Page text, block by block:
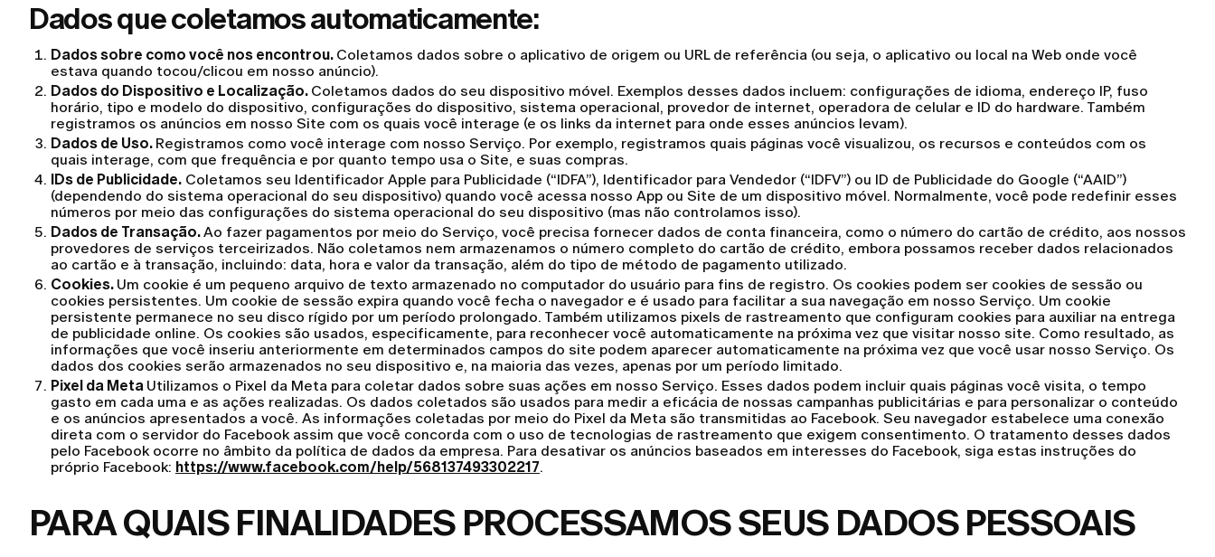
Dados que coletamos automaticamente:
Dados sobre como você nos encontrou. Coletamos dados sobre o aplicativo de origem ou URL de referência (ou seja, o aplicativo ou local na Web onde você
estava quando tocou/clicou em nosso anúncio).
Dados do Dispositivo e Localização. Coletamos dados do seu dispositivo móvel. Exemplos desses dados incluem: configurações de idioma, endereço IP, fuso
horário, tipo e modelo do dispositivo, configurações do dispositivo, sistema operacional, provedor de internet, operadora de celular e ID do hardware. Também
registramos os anúncios em nosso Site com os quais você interage (e os links da internet para onde esses anúncios levam).
Dados de Uso. Registramos como você interage com nosso Serviço. Por exemplo, registramos quais páginas você visualizou, os recursos e conteúdos com os
quais interage, com que frequência e por quanto tempo usa o Site, e suas compras.
IDs de Publicidade. Coletamos seu Identificador Apple para Publicidade (“IDFA”), Identificador para Vendedor (“IDFV”) ou ID de Publicidade do Google (“AAID”)
(dependendo do sistema operacional do seu dispositivo) quando você acessa nosso App ou Site de um dispositivo móvel. Normalmente, você pode redefinir esses
números por meio das configurações do sistema operacional do seu dispositivo (mas não controlamos isso).
Dados de Transação.Ao fazer pagamentos por meio do Serviço, você precisa fornecer dados de conta financeira, como o número do cartão de crédito, aos nossos
provedores de serviços terceirizados. Não coletamos nem armazenamos o número completo do cartão de crédito, embora possamos receber dados relacionados
ao cartão e à transação, incluindo: data, hora e valor da transação, além do tipo de método de pagamento utilizado.
Cookies. Um cookie é um pequeno arquivo de texto armazenado no computador do usuário para fins de registro. Os cookies podem ser cookies de sessão ou
cookies persistentes. Um cookie de sessão expira quando você fecha o navegador e é usado para facilitar a sua navegação em nosso Serviço. Um cookie
persistente permanece no seu disco rígido por um período prolongado. Também utilizamos pixels de rastreamento que configuram cookies para auxiliar na entrega
de publicidade online. Os cookies são usados, especificamente, para reconhecer você automaticamente na próxima vez que visitar nosso site. Como resultado, as
informações que você inseriu anteriormente em determinados campos do site podem aparecer automaticamente na próxima vez que você usar nosso Serviço. Os
dados dos cookies serão armazenados no seu dispositivo e, na maioria das vezes, apenas por um período limitado.
Pixel da Meta Utilizamos o Pixel da Meta para coletar dados sobre suas ações em nosso Serviço. Esses dados podem incluir quais páginas você visita, o tempo
gasto em cada uma e as ações realizadas. Os dados coletados são usados para medir a eficácia de nossas campanhas publicitárias e para personalizar o conteúdo
e os anúncios apresentados a você. As informações coletadas por meio do Pixel da Meta são transmitidas ao Facebook. Seu navegador estabelece uma conexão
direta com o servidor do Facebook assim que você concorda com o uso de tecnologias de rastreamento que exigem consentimento. O tratamento desses dados
pelo Facebook ocorre no âmbito da política de dados da empresa. Para desativar os anúncios baseados em interesses do Facebook, siga estas instruções do
próprio Facebook: https://www.facebook.com/help/568137493302217.
PARA QUAIS FINALIDADES PROCESSAMOS SEUS DADOS PESSOAIS